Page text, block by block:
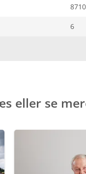
8710
6
eller se